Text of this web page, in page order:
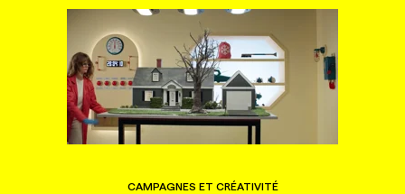
CAMPAGNES ET CRÉATIVITÉ